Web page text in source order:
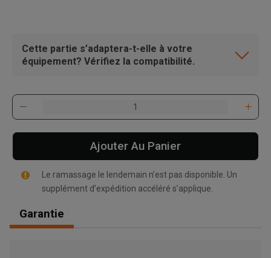
Cette partie s’adaptera-t-elle à votre
équipement? Vérifiez la compatibilité.
Ajouter Au Panier
Le ramassage le lendemain n’est pas disponible. Un
supplément d’expédition accéléré s’applique.
Garantie